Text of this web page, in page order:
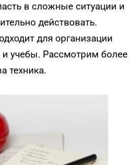
в сложные ситуации и
действовать.
для организации
и учебы. Рассмотрим более
техника.